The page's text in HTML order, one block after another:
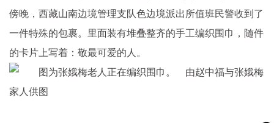
傍晚，西藏山南边境管理支队色边境派出所值班民警收到了
一件特殊的包裹。里面装有堆叠整齐的手工编织围巾，随件
的卡片上写着：敬最可爱的人。